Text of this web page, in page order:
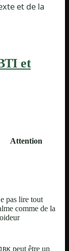
et de la
et
Attention
pas lire tout
comme de la
peut être un